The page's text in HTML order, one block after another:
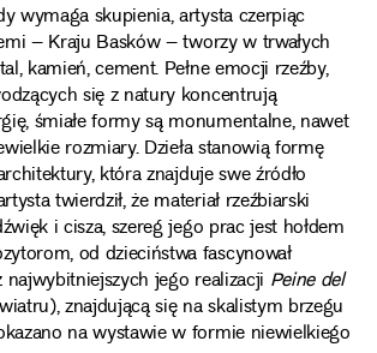
wymaga skupienia, artysta czerpiąc
– Kraju Basków – tworzy w trwałych
kamień, cement. Pełne emocji rzeźby,
się z natury koncentrują
śmiałe formy są monumentalne, nawet
rozmiary. Dzieła stanowią formę
która znajduje swe źródło
twierdził, że materiał rzeźbiarski
i cisza, szereg jego prac jest hołdem
od dzieciństwa fascynował
jego realizacji Peine del
znajdującą się na skalistym brzegu
na wystawie w formie niewielkiego